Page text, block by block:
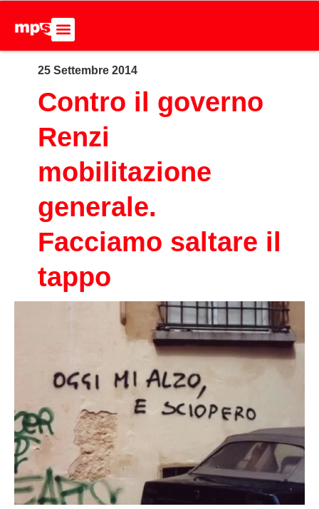
25 Settembre 2014
Contro il governo
Renzi
mobilitazione
generale.
Facciamo saltare il
tappo